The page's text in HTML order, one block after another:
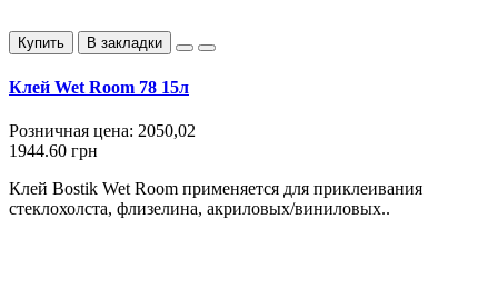
Купить В закладки
Клей Wet Room 78 15л
Розничная цена: 2050,02
1944.60 грн
Клей Bostik Wet Room применяется для приклеивания
стеклохолста, флизелина, акриловых/виниловых..